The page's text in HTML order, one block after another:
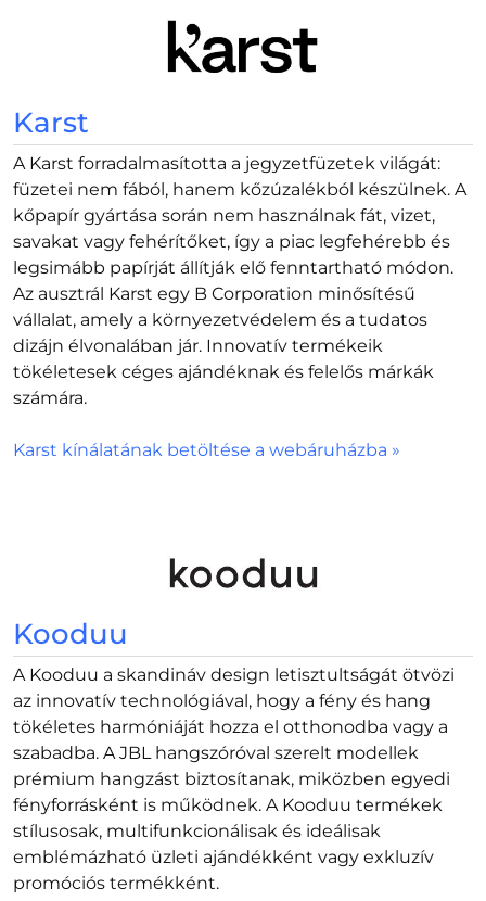
Karst
A Karst forradalmasította a jegyzetfüzetek világát:
füzetei nem fából, hanem kőzúzalékból készülnek. A
kőpapír gyártása során nem használnak fát, vizet,
savakat vagy fehérítőket, így a piac legfehérebb és
legsimább papírját állítják elő fenntartható módon.
Az ausztrál Karst egy B Corporation minősítésű
vállalat, amely a környezetvédelem és a tudatos
dizájn élvonalában jár. Innovatív termékeik
tökéletesek céges ajándéknak és felelős márkák
számára.
Karst kínálatának betöltése a webáruházba »
Kooduu
A Kooduu a skandináv design letisztultságát ötvözi
az innovatív technológiával, hogy a fény és hang
tökéletes harmóniáját hozza el otthonodba vagy a
szabadba. A JBL hangszóróval szerelt modellek
prémium hangzást biztosítanak, miközben egyedi
fényforrásként is működnek. A Kooduu termékek
stílusosak, multifunkcionálisak és ideálisak
emblémázható üzleti ajándékként vagy exkluzív
promóciós termékként.